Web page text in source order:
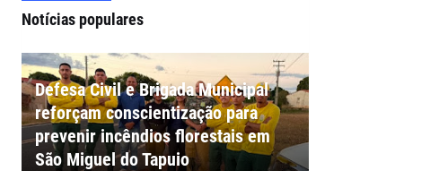
Notícias populares
Defesa Civil e Brigada Municipal
reforçam conscientização para
prevenir incêndios florestais em
São Miguel do Tapuio